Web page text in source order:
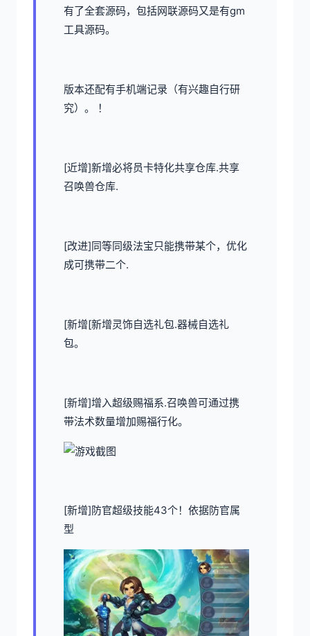
有了全套源码，包括网联源码又是有gm
工具源码。
版本还配有手机端记录（有兴趣自行研
究）。 ！
[近增]新增必将员卡特化共享仓库.共享
召唤兽仓库.
[改进]同等同级法宝只能携带某个，优化
成可携带二个.
[新增[新增灵饰自选礼包.器械自选礼
包。
[新增]增入超级赐福系.召唤兽可通过携
带法术数量增加赐福行化。
[新增]防官超级技能43个！依据防官属
型